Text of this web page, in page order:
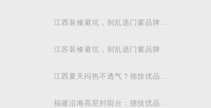
业
江西装修避坑，别乱选门窗品牌，
江苏装修避坑，别乱选门窗品牌
江西夏天闷热不透气？德技优品微
福建沿海高层封阳台：德技优品安